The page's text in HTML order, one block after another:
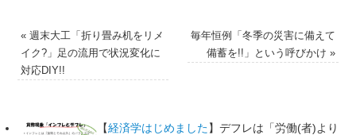
«週末大工「折り畳み机をリメ
イク?」足の流用で状況変化に
対応DIY!!
毎年恒例「冬季の災害に備えて
備蓄を!!」という呼びかけ»
【経済学はじめました】デフレは「労働(者)より